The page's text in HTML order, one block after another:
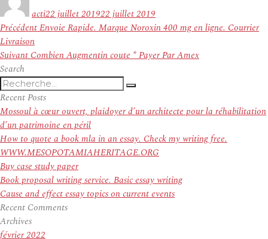
actile
22 juillet 201922 juillet 2019
Navigation
de
l’article
PrécédentArticle
Envoie Rapide. Marque Noroxin 400 mg en ligne. Courrier
Livraison
Suivant Article
Combien Augmentin coute * Payer Par Amex
Search
Recherche
pour
:
Recherche
Recent Posts
Mossoul à cœur ouvert, plaidoyer d’un architecte pour la réhabilitation
d’un patrimoine en péril
How to quote a book mla in an essay. Check my writing free.
WWW.MESOPOTAMIAHERITAGE.ORG
Buy case study paper
Book proposal writing service. Basic essay writing
Cause and effect essay topics on current events
Recent Comments
Archives
février 2022